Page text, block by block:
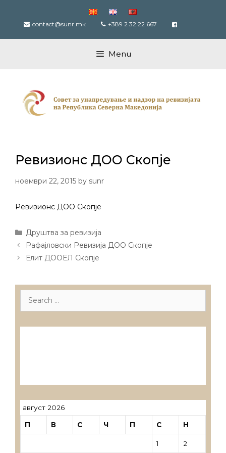
content contact@sunr.mk +389 2 32 22 667
Menu
Ревизионс ДОО Скопје
ноември 22, 2015 by sunr
Ревизионс ДОО Скопје
Categories
Друштва за ревизија
Post
navigation
Рафајловски Ревизија ДОО Скопје
Елит ДООЕЛ Скопје
Search
август 2026
П В С Ч П С Н
1 2